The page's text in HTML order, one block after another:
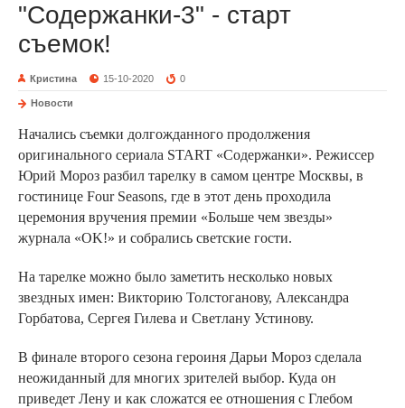
"Содержанки-3" - старт
съемок!
Кристина 15-10-2020 0
Новости
Начались съемки долгожданного продолжения
оригинального сериала START «Содержанки». Режиссер
Юрий Мороз разбил тарелку в самом центре Москвы, в
гостинице Four Seasons, где в этот день проходила
церемония вручения премии «Больше чем звезды»
журнала «OK!» и собрались светские гости.
На тарелке можно было заметить несколько новых
звездных имен: Викторию Толстоганову, Александра
Горбатова, Сергея Гилева и Светлану Устинову.
В финале второго сезона героиня Дарьи Мороз сделала
неожиданный для многих зрителей выбор. Куда он
приведет Лену и как сложатся ее отношения с Глебом